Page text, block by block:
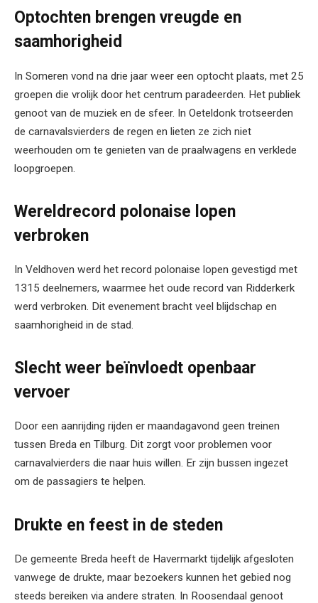
Optochten brengen vreugde en
saamhorigheid
In Someren vond na drie jaar weer een optocht plaats, met 25
groepen die vrolijk door het centrum paradeerden. Het publiek
genoot van de muziek en de sfeer. In Oeteldonk trotseerden
de carnavalsvierders de regen en lieten ze zich niet
weerhouden om te genieten van de praalwagens en verklede
loopgroepen.
Wereldrecord polonaise lopen
verbroken
In Veldhoven werd het record polonaise lopen gevestigd met
1315 deelnemers, waarmee het oude record van Ridderkerk
werd verbroken. Dit evenement bracht veel blijdschap en
saamhorigheid in de stad.
Slecht weer beïnvloedt openbaar
vervoer
Door een aanrijding rijden er maandagavond geen treinen
tussen Breda en Tilburg. Dit zorgt voor problemen voor
carnavalvierders die naar huis willen. Er zijn bussen ingezet
om de passagiers te helpen.
Drukte en feest in de steden
De gemeente Breda heeft de Havermarkt tijdelijk afgesloten
vanwege de drukte, maar bezoekers kunnen het gebied nog
steeds bereiken via andere straten. In Roosendaal genoot